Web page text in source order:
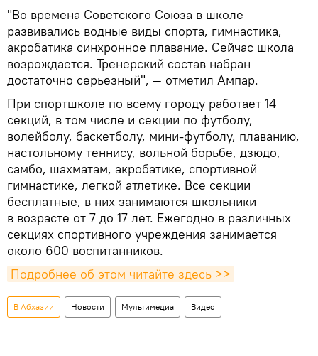
"Во времена Советского Союза в школе
развивались водные виды спорта, гимнастика,
акробатика синхронное плавание. Сейчас школа
возрождается. Тренерский состав набран
достаточно серьезный", — отметил Ампар.
При спортшколе по всему городу работает 14
секций, в том числе и секции по футболу,
волейболу, баскетболу, мини-футболу, плаванию,
настольному теннису, вольной борьбе, дзюдо,
самбо, шахматам, акробатике, спортивной
гимнастике, легкой атлетике. Все секции
бесплатные, в них занимаются школьники
в возрасте от 7 до 17 лет. Ежегодно в различных
секциях спортивного учреждения занимается
около 600 воспитанников.
Подробнее об этом читайте здесь >>
В Абхазии Новости Мультимедиа Видео